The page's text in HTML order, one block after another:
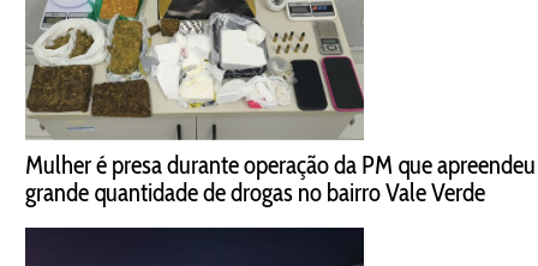
Mulher é presa durante operação da PM que apreendeu
grande quantidade de drogas no bairro Vale Verde